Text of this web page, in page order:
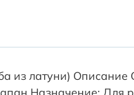
из латуни)
Назначение: Для